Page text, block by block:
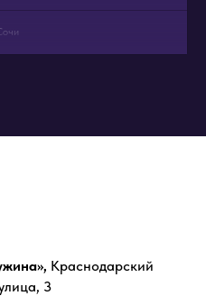
Краснодарский
3